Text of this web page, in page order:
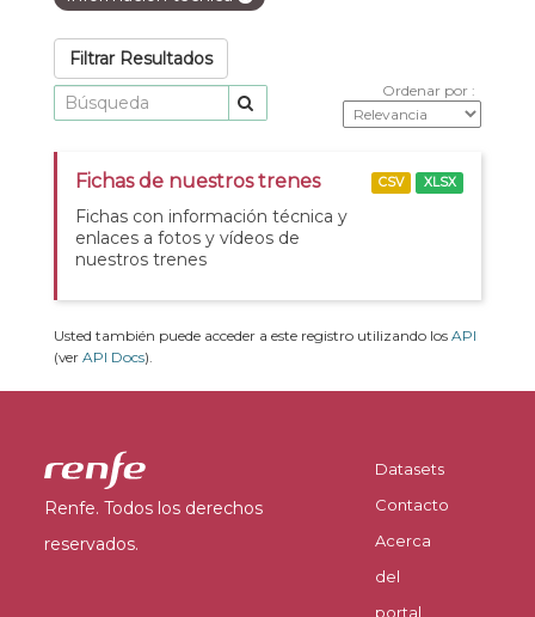
Filtrar Resultados
Ordenar por
Fichas de nuestros trenes
Fichas con información técnica y
enlaces a fotos y vídeos de
nuestros trenes
CSV XLSX
Usted también puede acceder a este registro utilizando los API
(ver API Docs).
Renfe. Todos los derechos
reservados.
Datasets
Contacto
Acerca
del
portal